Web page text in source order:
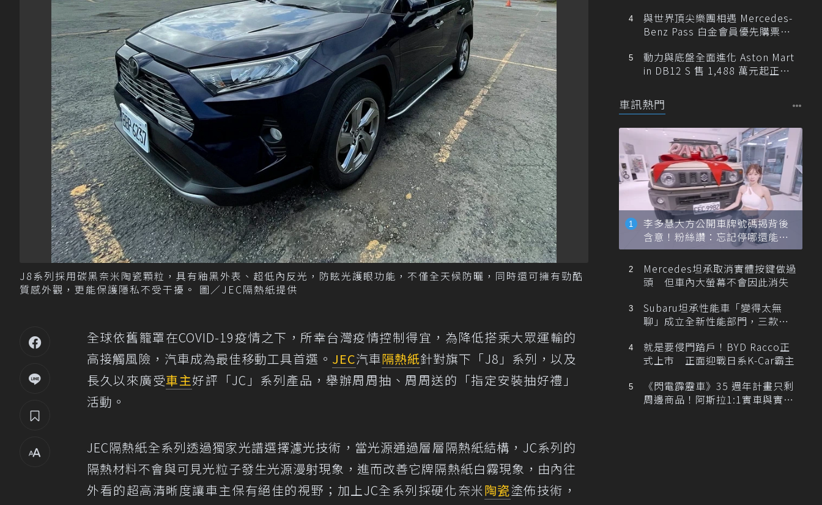
J8系列採用碳黑奈米陶瓷顆粒，具有釉黑外表、超低內反光，防眩光護眼功能，不僅全天候防曬，同時還可擁有勁酷
質感外觀，更能保護隱私不受干擾。 圖／JEC隔熱紙提供
全球依舊籠罩在COVID-19疫情之下，所幸台灣疫情控制得宜，為降低搭乘大眾運輸的
高接觸風險，汽車成為最佳移動工具首選。 JEC汽車隔熱紙針對旗下「J8」系列，以及
長久以來廣受車主好評「JC」系列產品，舉辦周周抽、周周送的「指定安裝抽好禮」
活動。
JEC隔熱紙全系列透過獨家光譜選擇濾光技術，當光源通過層層隔熱紙結構，JC系列的
隔熱材料不會與可見光粒子發生光源漫射現象，進而改善它牌隔熱紙白霧現象，由內往
外看的超高清晰度讓車主保有絕佳的視野；加上JC全系列採硬化奈米陶瓷塗佈技術，
與世界頂尖樂團相遇 Mercedes-
Benz Pass 白金會員優先購票維
動力與底盤全面進化 Aston Mart
in DB12 S 售 1,488 萬元起正式
車訊熱門
李多慧大方公開車牌號碼揭背後
含意！粉絲讚：忘記停哪還能幫
忙找車
Mercedes坦承取消實體按鍵做過
頭 但車內大螢幕不會因此消失
Subaru坦承性能車「變得太無
聊」成立全新性能部門，三款手
就是要侵門踏戶！BYD Racco正
式上市 正面迎戰日系K-Car霸主
《閃電霹靂車》35 週年計畫只剩
周邊商品！阿斯拉1:1實車與實體